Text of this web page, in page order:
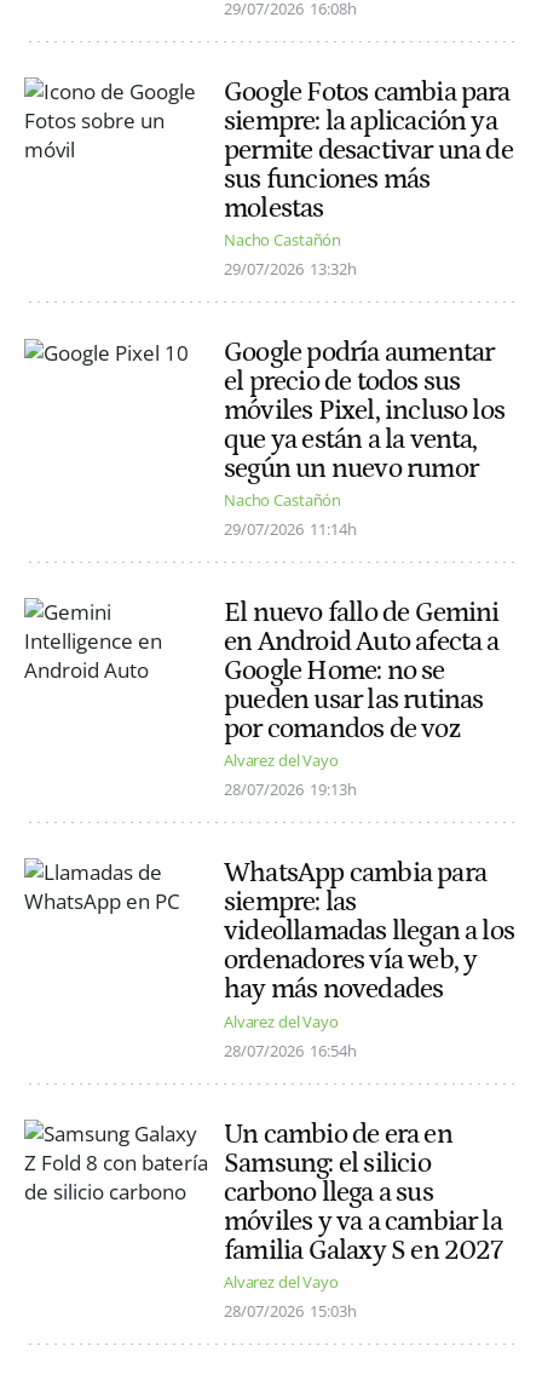
29/07/2026 16:08h
Google Fotos cambia para
siempre: la aplicación ya
permite desactivar una de
sus funciones más
molestas
Nacho Castañón
29/07/2026 13:32h
Google podría aumentar
el precio de todos sus
móviles Pixel, incluso los
que ya están a la venta,
según un nuevo rumor
Nacho Castañón
29/07/2026 11:14h
El nuevo fallo de Gemini
en Android Auto afecta a
Google Home: no se
pueden usar las rutinas
por comandos de voz
Alvarez del Vayo
28/07/2026 19:13h
WhatsApp cambia para
siempre: las
videollamadas llegan a los
ordenadores vía web, y
hay más novedades
Alvarez del Vayo
28/07/2026 16:54h
Un cambio de era en
Samsung: el silicio
carbono llega a sus
móviles y va a cambiar la
familia Galaxy S en 2027
Alvarez del Vayo
28/07/2026 15:03h